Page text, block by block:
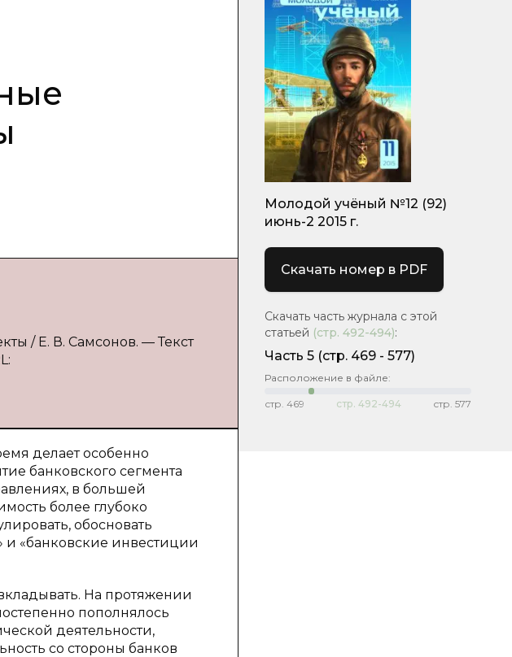
/ Е. В. Самсонов. — Текст
делает особенно
банковского сегмента
в большей
более глубоко
обосновать
и «банковские инвестиции
На протяжении
пополнялось
деятельности,
со стороны банков
Молодой учёный №12 (92)
июнь-2 2015 г.
Скачать номер в PDF
Скачать часть журнала с этой
статьей (стр. 492-494):
Часть 5 (cтр. 469 - 577)
Расположение в файле:
стр. 469 стр. 492-494 стр. 577